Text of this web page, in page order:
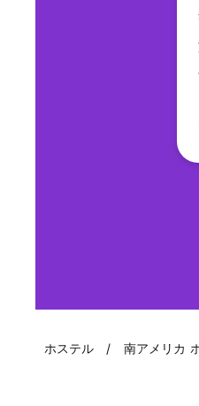
ホステル 南アメリカ